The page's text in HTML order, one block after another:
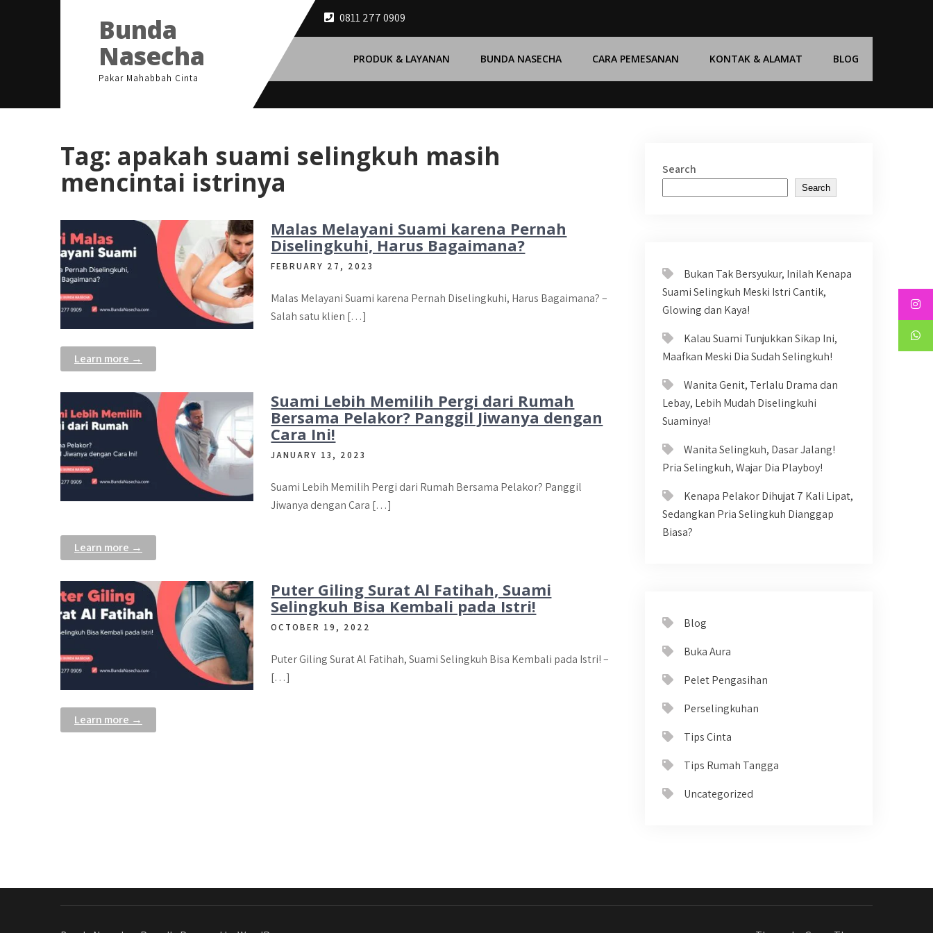
0811 277 0909
Bunda
Nasecha
Pakar Mahabbah Cinta
PRODUK & LAYANAN BUNDA NASECHA CARA PEMESANAN KONTAK & ALAMAT BLOG
Tag: apakah suami selingkuh masih
mencintai istrinya
Malas Melayani Suami karena Pernah
Diselingkuhi, Harus Bagaimana?
FEBRUARY 27, 2023
Malas Melayani Suami karena Pernah Diselingkuhi, Harus Bagaimana? –
Salah satu klien […]
Learn more →
Suami Lebih Memilih Pergi dari Rumah
Bersama Pelakor? Panggil Jiwanya dengan
Cara Ini!
JANUARY 13, 2023
Suami Lebih Memilih Pergi dari Rumah Bersama Pelakor? Panggil
Jiwanya dengan Cara […]
Learn more →
Puter Giling Surat Al Fatihah, Suami
Selingkuh Bisa Kembali pada Istri!
OCTOBER 19, 2022
Puter Giling Surat Al Fatihah, Suami Selingkuh Bisa Kembali pada Istri! –
[…]
Learn more →
Search
Search
Bukan Tak Bersyukur, Inilah Kenapa
Suami Selingkuh Meski Istri Cantik,
Glowing dan Kaya!
Kalau Suami Tunjukkan Sikap Ini,
Maafkan Meski Dia Sudah Selingkuh!
Wanita Genit, Terlalu Drama dan
Lebay, Lebih Mudah Diselingkuhi
Suaminya!
Wanita Selingkuh, Dasar Jalang!
Pria Selingkuh, Wajar Dia Playboy!
Kenapa Pelakor Dihujat 7 Kali Lipat,
Sedangkan Pria Selingkuh Dianggap
Biasa?
Blog
Buka Aura
Pelet Pengasihan
Perselingkuhan
Tips Cinta
Tips Rumah Tangga
Uncategorized